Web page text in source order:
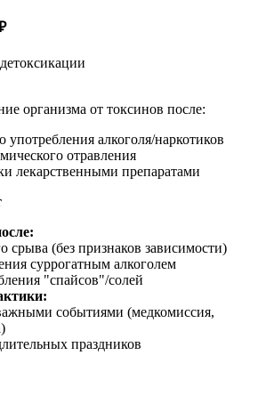
организма от токсинов после:
употребления алкоголя/наркотиков
отравления
лекарственными препаратами
срыва (без признаков зависимости)
суррогатным алкоголем
"спайсов"/солей
событиями (медкомиссия,
праздников